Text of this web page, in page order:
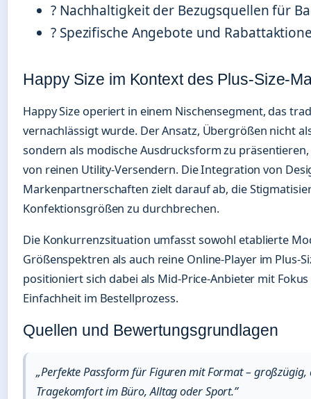
? Nachhaltigkeit der Bezugsquellen für
? Spezifische Angebote und
Happy Size im Kontext des Plus-Size-
Happy Size operiert in einem Nischensegment, das
vernachlässigt wurde. Der Ansatz, Übergrößen nicht
sondern als modische Ausdrucksform zu
von reinen Utility-Versendern. Die Integration von
Markenpartnerschaften zielt darauf ab, die
Konfektionsgrößen zu durchbrechen.
Die Konkurrenzsituation umfasst sowohl etablierte
Größenspektren als auch reine Online-Player im Plus-
positioniert sich dabei als Mid-Price-Anbieter mit
Einfachheit im Bestellprozess.
Quellen und Bewertungsgrundlagen
„Perfekte Passform für Figuren mit Format –
Tragekomfort im Büro, Alltag oder Sport.”